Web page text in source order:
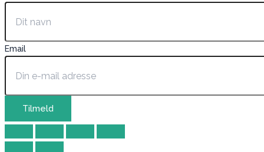
Email
Tilmeld